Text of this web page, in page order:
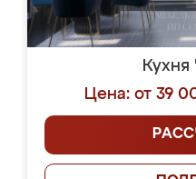
Кухня
Цена: от 39